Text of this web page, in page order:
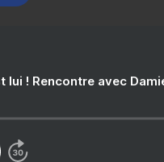
lui ! Rencontre avec